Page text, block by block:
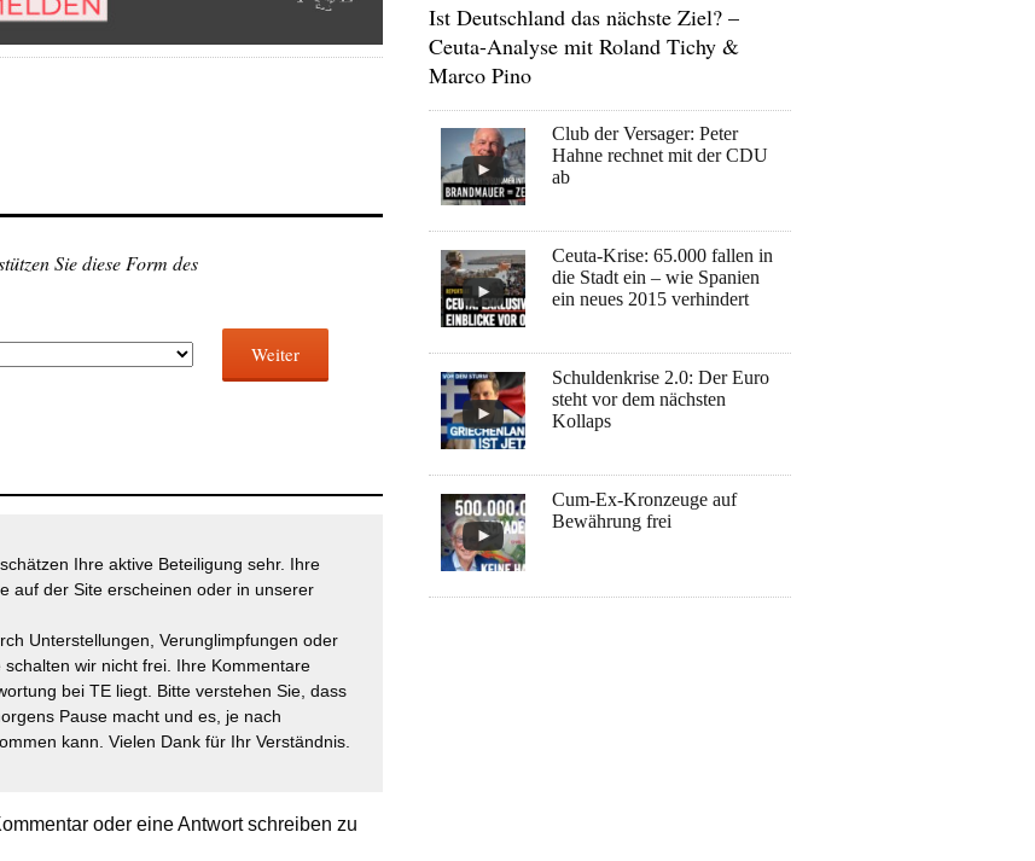
Sie diese Form des
Weiter
Ihre aktive Beteiligung sehr. Ihre
auf der Site erscheinen oder in unserer
Unterstellungen, Verunglimpfungen oder
wir nicht frei. Ihre Kommentare
bei TE liegt. Bitte verstehen Sie, dass
Pause macht und es, je nach
kann. Vielen Dank für Ihr Verständnis.
oder eine Antwort schreiben zu
Ist Deutschland das nächste Ziel? –
Ceuta-Analyse mit Roland Tichy &
Marco Pino
Club der Versager: Peter
Hahne rechnet mit der CDU
ab
Ceuta-Krise: 65.000 fallen in
die Stadt ein – wie Spanien
ein neues 2015 verhindert
Schuldenkrise 2.0: Der Euro
steht vor dem nächsten
Kollaps
Cum-Ex-Kronzeuge auf
Bewährung frei